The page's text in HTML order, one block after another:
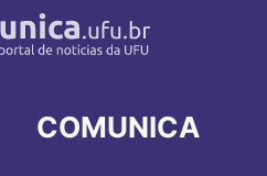
COMUNICA